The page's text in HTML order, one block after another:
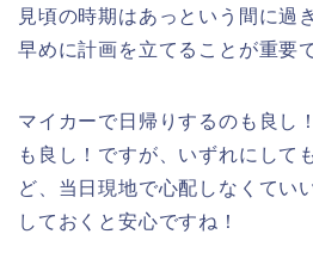
見頃の時期はあっという間に過
早めに計画を立てることが重要
マイカーで日帰りするのも良し
も良し！ですが、いずれにして
ど、当日現地で心配しなくてい
しておくと安心ですね！